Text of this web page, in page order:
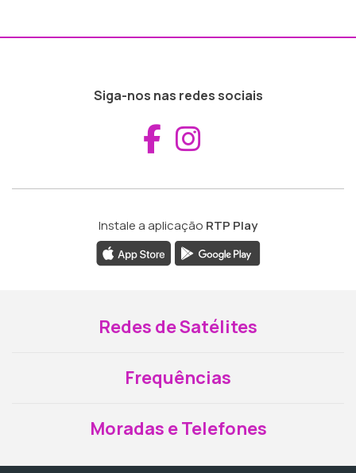
Siga-nos nas redes sociais
Aceder ao
Instale a aplicação RTP Play
Redes de Satélites
Frequências
Moradas e Telefones